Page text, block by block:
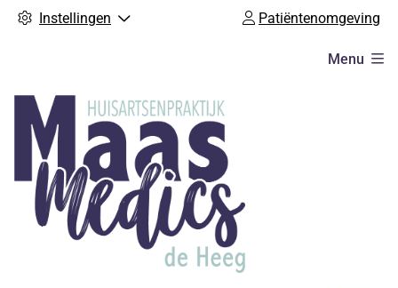
Instellingen Patiëntenomgeving
Menu